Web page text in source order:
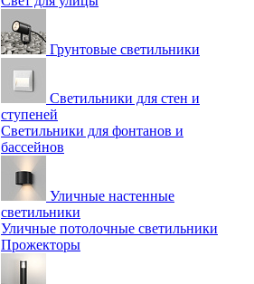
Грунтовые светильники
Светильники для стен и
ступеней
Светильники для фонтанов и
бассейнов
Уличные настенные
светильники
Уличные потолочные светильники
Прожекторы